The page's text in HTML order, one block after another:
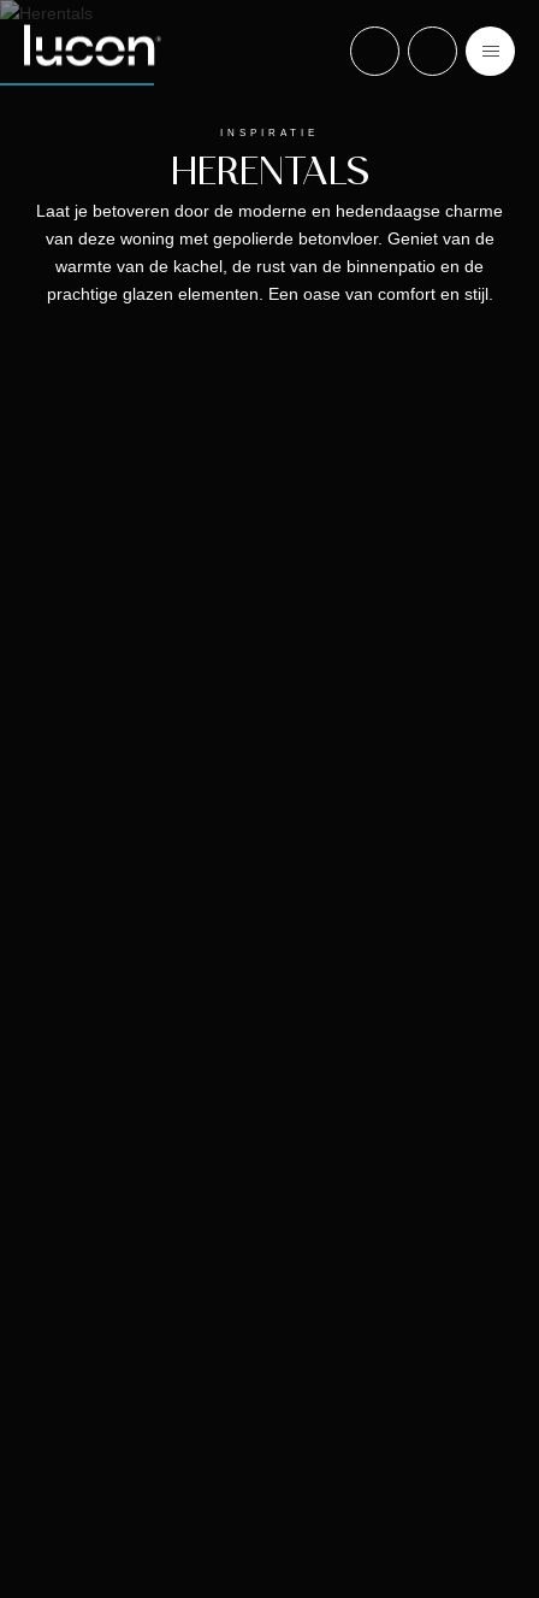
INSPIRATIE
HERENTALS
Laat je betoveren door de moderne en hedendaagse charme
van deze woning met gepolierde betonvloer. Geniet van de
warmte van de kachel, de rust van de binnenpatio en de
prachtige glazen elementen. Een oase van comfort en stijl.